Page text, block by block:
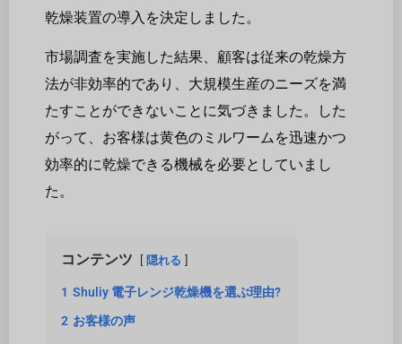
乾燥装置の導入を決定しました。
市場調査を実施した結果、顧客は従来の乾燥方
法が非効率的であり、大規模生産のニーズを満
たすことができないことに気づきました。した
がって、お客様は黄色のミルワームを迅速かつ
効率的に乾燥できる機械を必要としていまし
た。
コンテンツ 隠れる
1 Shuliy 電子レンジ乾燥機を選ぶ理由?
2 お客様の声